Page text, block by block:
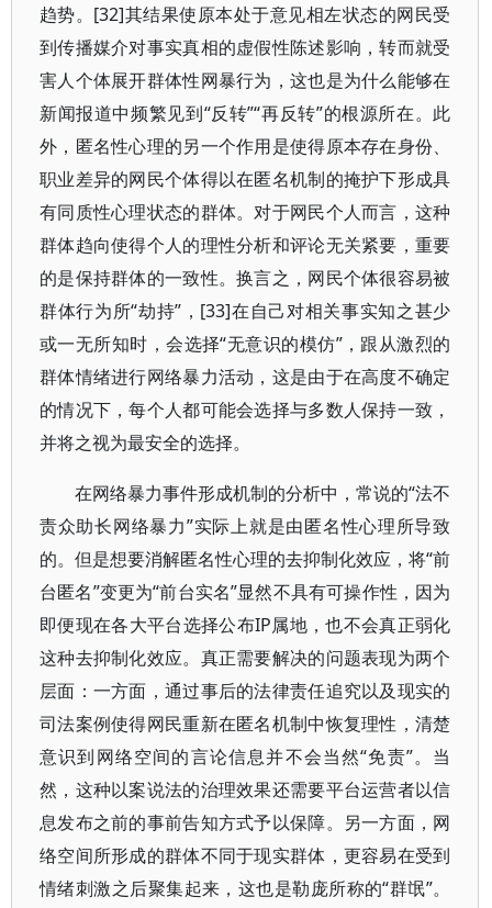
趋势。[32]其结果使原本处于意见相左状态的网民受
到传播媒介对事实真相的虚假性陈述影响，转而就受
害人个体展开群体性网暴行为，这也是为什么能够在
新闻报道中频繁见到“反转”“再反转”的根源所在。此
外，匿名性心理的另一个作用是使得原本存在身份、
职业差异的网民个体得以在匿名机制的掩护下形成具
有同质性心理状态的群体。对于网民个人而言，这种
群体趋向使得个人的理性分析和评论无关紧要，重要
的是保持群体的一致性。换言之，网民个体很容易被
群体行为所“劫持”，[33]在自己对相关事实知之甚少
或一无所知时，会选择“无意识的模仿”，跟从激烈的
群体情绪进行网络暴力活动，这是由于在高度不确定
的情况下，每个人都可能会选择与多数人保持一致，
并将之视为最安全的选择。
在网络暴力事件形成机制的分析中，常说的“法不
责众助长网络暴力”实际上就是由匿名性心理所导致
的。但是想要消解匿名性心理的去抑制化效应，将“前
台匿名”变更为“前台实名”显然不具有可操作性，因为
即便现在各大平台选择公布IP属地，也不会真正弱化
这种去抑制化效应。真正需要解决的问题表现为两个
层面：一方面，通过事后的法律责任追究以及现实的
司法案例使得网民重新在匿名机制中恢复理性，清楚
意识到网络空间的言论信息并不会当然“免责”。当
然，这种以案说法的治理效果还需要平台运营者以信
息发布之前的事前告知方式予以保障。另一方面，网
络空间所形成的群体不同于现实群体，更容易在受到
情绪刺激之后聚集起来，这也是勒庞所称的“群氓”。